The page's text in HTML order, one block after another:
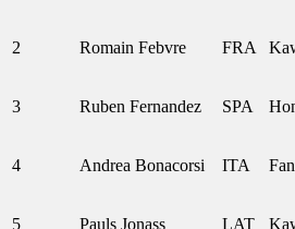
2 Romain Febvre FRA
3 Ruben Fernandez SPA
4 Andrea Bonacorsi ITA
5 Pauls Jonass LAT